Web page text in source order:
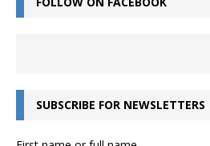
SUBSCRIBE FOR NEWSLETTERS